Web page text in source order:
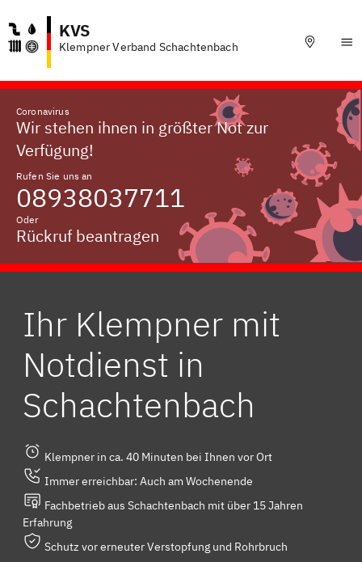
KVS
Klempner Verband Schachtenbach
Coronavirus
Wir stehen ihnen in größter Not zur
Verfügung!
Rufen Sie uns an
08938037711
Oder
Rückruf beantragen
Ihr Klempner mit
Notdienst in
Schachtenbach
Klempner in ca. 40 Minuten bei Ihnen vor Ort
Immer erreichbar: Auch am Wochenende
Fachbetrieb aus Schachtenbach mit über 15 Jahren
Erfahrung
Schutz vor erneuter Verstopfung und Rohrbruch